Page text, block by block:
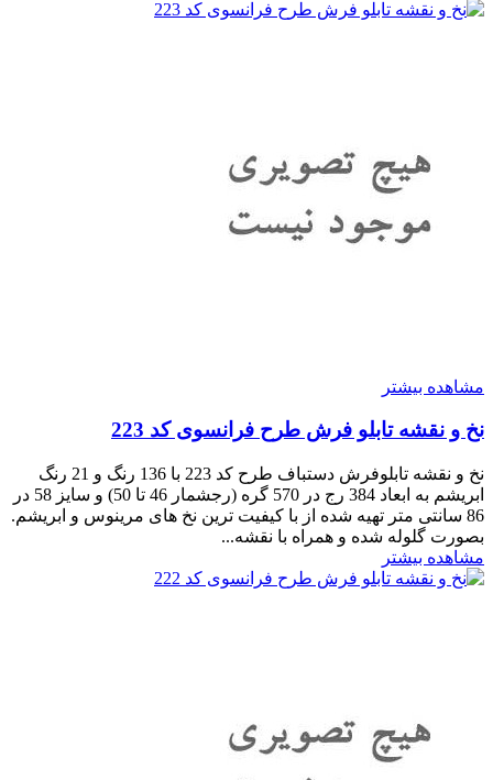
مشاهده بیشتر
نخ و نقشه تابلو فرش طرح فرانسوی کد 223
نخ و نقشه تابلوفرش دستباف طرح کد 223 با 136 رنگ و 21 رنگ
ابریشم به ابعاد 384 رج در 570 گره (رجشمار 46 تا 50) و سایز 58 در
86 سانتی متر تهیه شده از با کیفیت ترین نخ های مرینوس و ابریشم.
بصورت گلوله شده و همراه با نقشه...
مشاهده بیشتر